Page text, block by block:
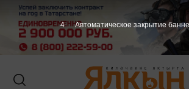
3 Автоматическое закрытие